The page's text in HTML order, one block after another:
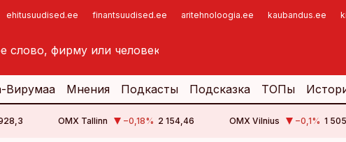
ehitusuudised.ee finantsuudised.ee aritehnoloogia.ee kaubandus.ee
Вирумаа Мнения Подкасты Подсказка ТОПы
OMX Tallinn −0,18% 2 154,46 OMX Vilnius −0,1% 1